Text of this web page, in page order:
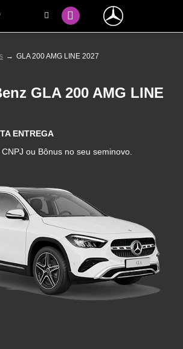
GLA 200 AMG LINE 2027
GLA 200 AMG LINE
ENTREGA
ou Bônus no seu seminovo.